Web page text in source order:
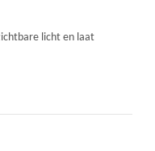
licht en laat